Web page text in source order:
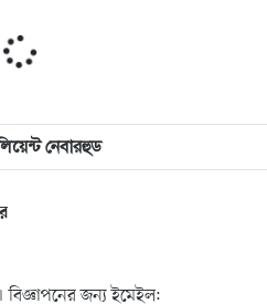
বনভোজনে প্রাণের উচ্ছ্বাস
প্রাইমারিতে আল-সাইয়েদকে হারাতে
লবি এআইপ্যাক
সম্পর্কে প্রেস ব্রিফিং
নেবারহুড
জন্য ইমেইল: